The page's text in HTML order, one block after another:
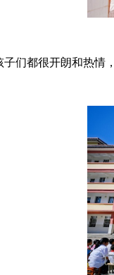
们都很开朗和热